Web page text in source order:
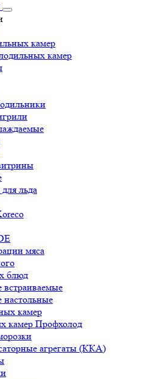
камер
камер
льда
мяса
блюд
камер
камер Профхолод
агрегаты (ККА)